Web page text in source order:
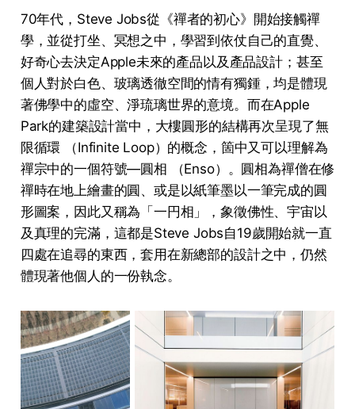
70年代，Steve Jobs從《禪者的初心》開始接觸禪
學，並從打坐、冥想之中，學習到依仗自己的直覺、
好奇心去決定Apple未來的產品以及產品設計；甚至
個人對於白色、玻璃透徹空間的情有獨鍾，均是體現
著佛學中的虛空、淨琉璃世界的意境。而在Apple
Park的建築設計當中，大樓圓形的結構再次呈現了無
限循環 （Infinite Loop）的概念，箇中又可以理解為
禪宗中的一個符號—圓相 （Enso）。圓相為禪僧在修
禪時在地上繪畫的圓、或是以紙筆墨以一筆完成的圓
形圖案，因此又稱為「一円相」，象徵佛性、宇宙以
及真理的完滿，這都是Steve Jobs自19歲開始就一直
四處在追尋的東西，套用在新總部的設計之中，仍然
體現著他個人的一份執念。